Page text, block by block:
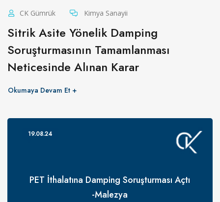
CK Gümrük Kimya Sanayii
Sitrik Asite Yönelik Damping
Soruşturmasının Tamamlanması
Neticesinde Alınan Karar
Okumaya Devam Et
PET İthalatına Damping Soruşturması Açtı
-Malezya
19.08.24